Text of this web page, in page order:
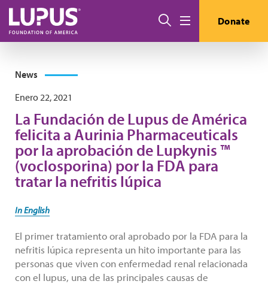
Pasar al contenido principal
Buscar Donate
News
Enero 22, 2021
La Fundación de Lupus de América
felicita a Aurinia Pharmaceuticals
por la aprobación de Lupkynis ™
(voclosporina) por la FDA para
tratar la nefritis lúpica
In English
El primer tratamiento oral aprobado por la FDA para la
nefritis lúpica representa un hito importante para las
personas que viven con enfermedad renal relacionada
con el lupus, una de las principales causas de